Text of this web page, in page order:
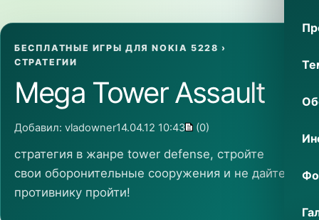
БЕСПЛАТНЫЕ ИГРЫ ДЛЯ NOKIA 5228 ›
СТРАТЕГИИ
Mega Tower Assault
Добавил: vladowner14.04.12 10:43 (0)
стратегия в жанре tower defense, стройте
свои оборонительные сооружения и не дайте
противнику пройти!